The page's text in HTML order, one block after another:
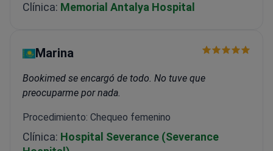
Clínica: Memorial Antalya Hospital
Marina
Bookimed se encargó de todo. No tuve que
preocuparme por nada.
Procedimiento: Chequeo femenino
Clínica: Hospital Severance (Severance